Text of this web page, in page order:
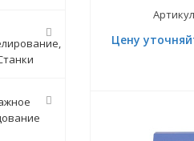
Цену